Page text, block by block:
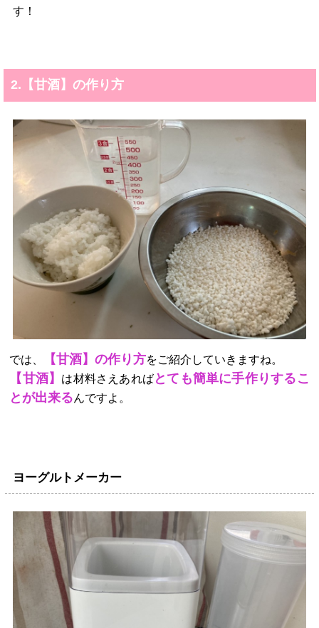
す！
2.【甘酒】の作り方
では、 【甘酒】の作り方をご紹介していきますね。
【甘酒】 は材料さえあればとても簡単に手作りするこ
とが出来るんですよ。
ヨーグルトメーカー